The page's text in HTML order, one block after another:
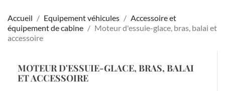
Accueil Equipement véhicules
Accessoire et
équipement de cabine
Moteur d'essuie-glace, bras, balai et
accessoire
MOTEUR D'ESSUIE-GLACE, BRAS, BALAI
ET ACCESSOIRE